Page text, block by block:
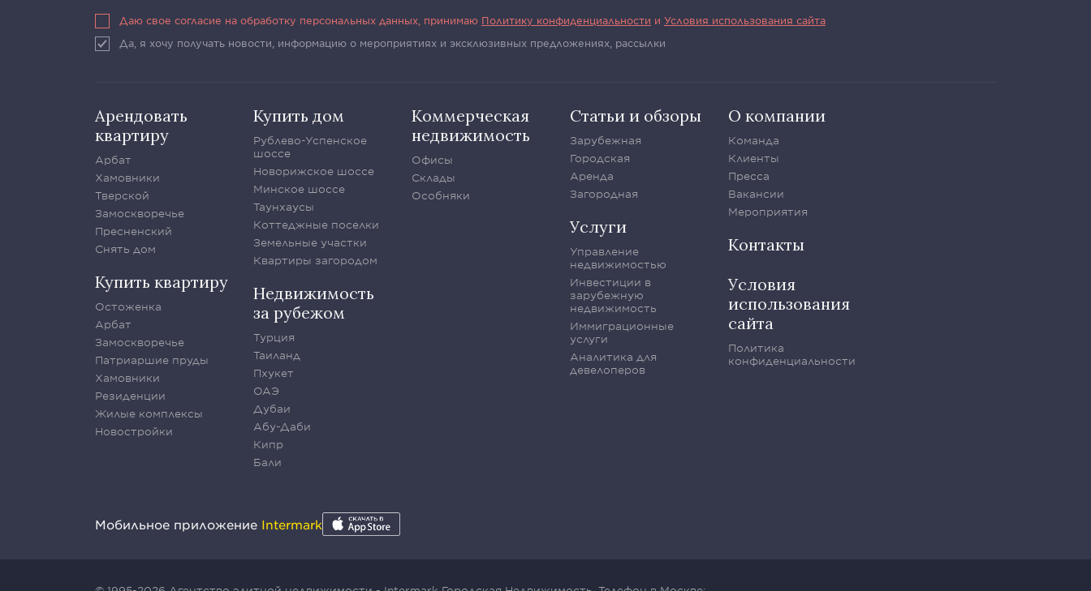
Даю свое согласие на обработку персональных данных, принимаю Политику конфиденциальности и Условия использования сайта
Да, я хочу получать новости, информацию о мероприятиях и эксклюзивных предложениях, рассылки
Арендовать
квартиру
Арбат
Хамовники
Тверской
Замоскворечье
Пресненский
Снять дом
Купить квартиру
Остоженка
Арбат
Замоскворечье
Патриаршие пруды
Хамовники
Резиденции
Жилые комплексы
Новостройки
Купить дом
Рублево-Успенское
шоссе
Новорижское шоссе
Минское шоссе
Таунхаусы
Коттеджные поселки
Земельные участки
Квартиры загородом
Недвижимость
за рубежом
Турция
Таиланд
Пхукет
ОАЭ
Дубаи
Абу-Даби
Кипр
Бали
Коммерческая
недвижимость
Офисы
Склады
Особняки
Статьи и обзоры
Зарубежная
Городская
Аренда
Загородная
Услуги
Управление
недвижимостью
Инвестиции в
зарубежную
недвижимость
Иммиграционные
услуги
Аналитика для
девелоперов
О компании
Команда
Клиенты
Пресса
Вакансии
Мероприятия
Контакты
Условия
использования
сайта
Политика
конфиденциальности
Мобильное приложение Intermark